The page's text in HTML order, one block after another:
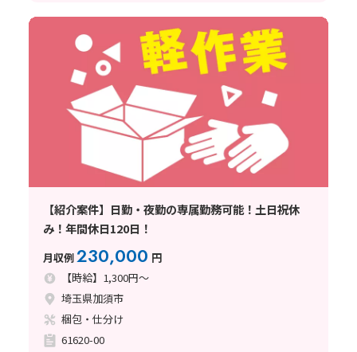
【紹介案件】日勤・夜勤の専属勤務可能！土日祝休
み！年間休日120日！
月収例230,000 円
【時給】1,300円～
埼玉県加須市
梱包・仕分け
61620-00